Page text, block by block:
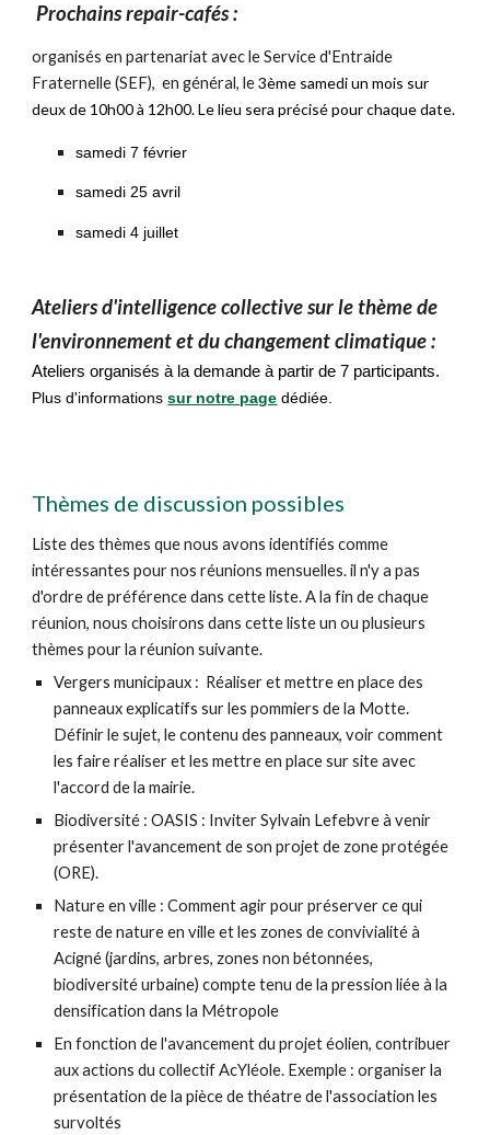
Prochains repair-cafés :
organisés en partenariat avec le Service d'Entraide
Fraternelle (SEF), en général, le3ème samedi un mois sur
deux de 10h00 à 12h00. Le lieu sera précisé pour chaque date.
samedi 7 février
samedi 25 avril
samedi 4 juillet
Ateliers d'intelligence collective sur le thème de
l'environnement et du changement climatique :
Ateliers organisés à la demande à partir de 7 participants.
Plus d'informationssur notre page dédiée
Thèmes de discussion possibles
Liste des thèmes que nous avons identifiés comme
intéressantes pour nos réunions mensuelles. il n'y a pas
d'ordre de préférence dans cette liste. A la fin de chaque
réunion, nous choisirons dans cette liste un ou plusieurs
thèmes pour la réunion suivante.
Vergers municipaux : Réaliser et mettre en place des
panneaux explicatifs sur les pommiers de la Motte.
Définir le sujet, le contenu des panneaux, voir comment
les faire réaliser et les mettre en place sur site avec
l'accord de la mairie.
Biodiversité : OASIS : Inviter Sylvain Lefebvre à venir
présenter l'avancement de son projet de zone protégée
(ORE).
Nature en ville : Comment agir pour préserver ce qui
reste de nature en ville et les zones de convivialité à
Acigné (jardins, arbres, zones non bétonnées,
biodiversité urbaine) compte tenu de la pression liée à la
densification dans la Métropole
En fonction de l'avancement du projet éolien, contribuer
aux actions du collectif AcYléole. Exemple : organiser la
présentation de la pièce de théatre de l'association les
survoltés